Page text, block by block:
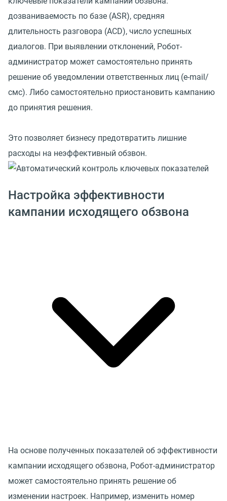
дозваниваемость по базе (ASR), средняя
длительность разговора (ACD), число успешных
диалогов. При выявлении отклонений, Робот-
администратор может самостоятельно принять
решение об уведомлении ответственных лиц (e-mail/
смс). Либо самостоятельно приостановить кампанию
до принятия решения.
Это позволяет бизнесу предотвратить лишние
расходы на неэффективный обзвон.
Настройка эффективности
кампании исходящего обзвона
На основе полученных показателей об эффективности
кампании исходящего обзвона, Робот-администратор
может самостоятельно принять решение об
изменении настроек. Например, изменить номер